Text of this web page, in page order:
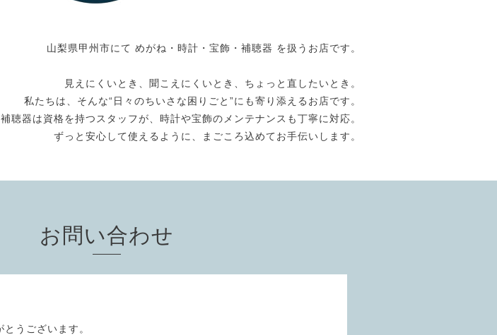
山梨県甲州市にて めがね・時計・宝飾・補聴器 を扱うお店です。
見えにくいとき、聞こえにくいとき、ちょっと直したいとき。
私たちは、そんな“日々のちいさな困りごと”にも寄り添えるお店です。
聴器は資格を持つスタッフが、時計や宝飾のメンテナンスも丁寧に対応。
ずっと安心して使えるように、まごころ込めてお手伝いします。
お問い合わせ
うございます。